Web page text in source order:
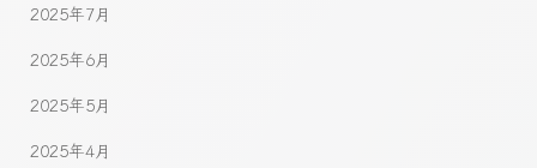
2025年7月
2025年6月
2025年5月
2025年4月